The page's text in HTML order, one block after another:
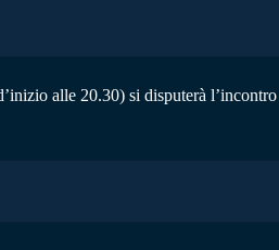
alle 20.30) si disputerà